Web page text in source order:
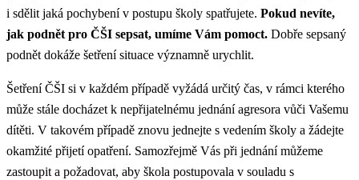
i sdělit jaká pochybení v postupu školy spatřujete. Pokud nevíte,
jak podnět pro ČŠI sepsat, umíme Vám pomoct. Dobře sepsaný
podnět dokáže šetření situace významně urychlit.
Šetření ČŠI si v každém případě vyžádá určitý čas, v rámci kterého
může stále docházet k nepřijatelnému jednání agresora vůči Vašemu
dítěti. V takovém případě znovu jednejte s vedením školy a žádejte
okamžité přijetí opatření. Samozřejmě Vás při jednání můžeme
zastoupit a požadovat, aby škola postupovala v souladu s